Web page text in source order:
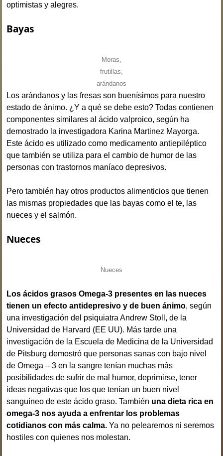
optimistas y alegres.
Bayas
Moras,
frutillas,
arándanos
Los arándanos y las fresas son buenísimos para nuestro
estado de ánimo. ¿Y a qué se debe esto? Todas contienen
componentes similares al ácido valproico, según ha
demostrado la investigadora Karina Martinez Mayorga.
Este ácido es utilizado como medicamento antiepiléptico
que también se utiliza para el cambio de humor de las
personas con trastornos maníaco depresivos.
Pero también hay otros productos alimenticios que tienen
las mismas propiedades que las bayas como el te, las
nueces y el salmón.
Nueces
Nueces
Los ácidos grasos Omega-3 presentes en las nueces
tienen un efecto antidepresivo y de buen ánimo, según
una investigación del psiquiatra Andrew Stoll, de la
Universidad de Harvard (EE UU). Más tarde una
investigación de la Escuela de Medicina de la Universidad
de Pitsburg demostró que personas sanas con bajo nivel
de Omega – 3 en la sangre tenían muchas más
posibilidades de sufrir de mal humor, deprimirse, tener
ideas negativas que los que tenían un buen nivel
sanguíneo de este ácido graso. También una dieta rica en
omega-3 nos ayuda a enfrentar los problemas
cotidianos con más calma. Ya no pelearemos ni seremos
hostiles con quienes nos molestan.